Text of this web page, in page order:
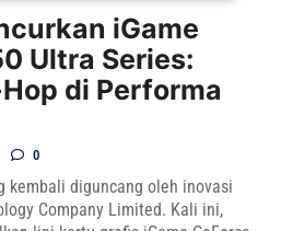
iGame
Ultra Series:
di Performa
0
kembali diguncang oleh inovasi
Company Limited. Kali ini,